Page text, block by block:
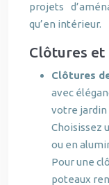
projets
qu’en intérieur.
Clôtures
Clôtures
avec
votre jardin
Choisissez
ou en
Pour une
poteaux